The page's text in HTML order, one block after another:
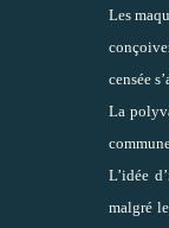
Les
censée
La
L’idée
malgré